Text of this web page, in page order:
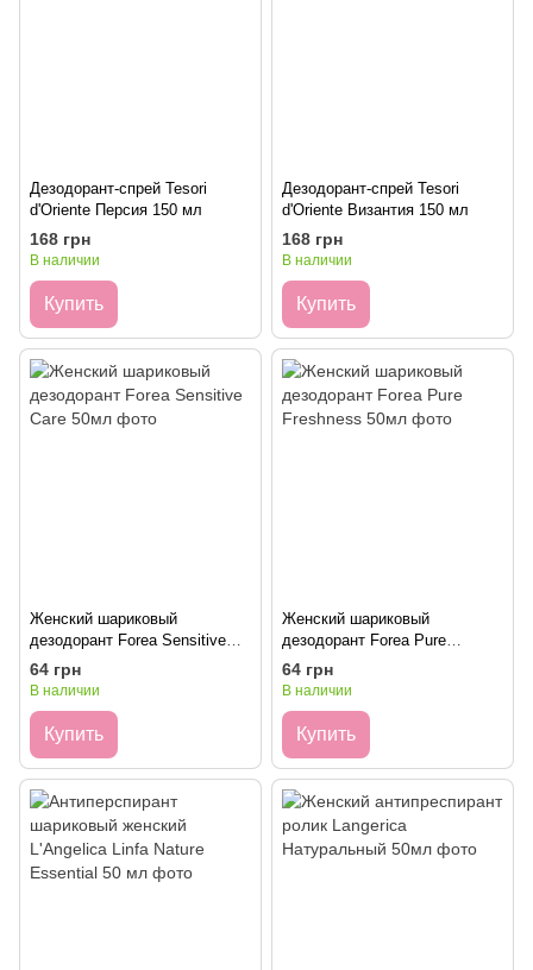
Дезодорант-спрей Tesori
d'Oriente Персия 150 мл
168 грн
В наличии
Купить
Дезодорант-спрей Tesori
d'Oriente Византия 150 мл
168 грн
В наличии
Купить
Женский шариковый
дезодорант Forea Sensitive
Care 50мл
64 грн
В наличии
Купить
Женский шариковый
дезодорант Forea Pure
Freshness 50мл
64 грн
В наличии
Купить